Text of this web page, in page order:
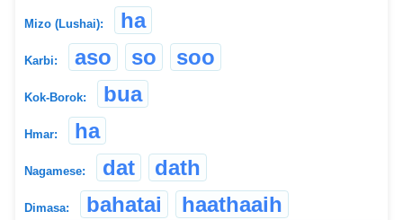
Mizo (Lushai): ha
Karbi: aso so soo
Kok-Borok: bua
Hmar: ha
Nagamese: dat dath
Dimasa: bahatai
haathaaih